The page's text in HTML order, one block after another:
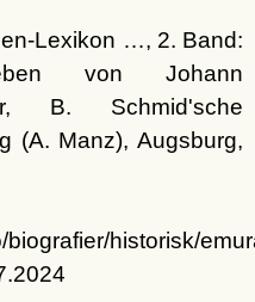
Lexikon …, 2. Band:
von Johann
B. Schmid'sche
(A. Manz), Augsburg,
biografier/historisk/